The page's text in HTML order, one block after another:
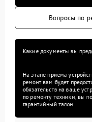
Вопросы по
Какие документы вы
На этапе приема
ремонт вам будет
обязательств на ваше
по ремонту техники, вы
гарантийный талон.